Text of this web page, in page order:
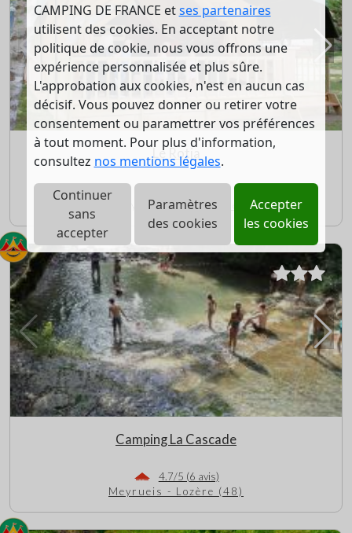
CAMPING DE FRANCE etses partenaires
utilisent des cookies. En acceptant notre
politique de cookie, nous vous offrons une
expérience personnalisée et plus sûre.
L'approbation aux cookies, n'est en aucun cas
décisif. Vous pouvez donner ou retirer votre
consentement ou paramettrer vos préférences
à tout moment. Pour plus d'information,
consultez nos mentions légales.
Continuer
sans
accepter
Paramètres
des cookies
Accepter
les cookies
Le Rotja
Fuilla - Pyrénées Orientales (66)
Camping La Cascade
4.7/5 (6 avis)
Meyrueis - Lozère (48)